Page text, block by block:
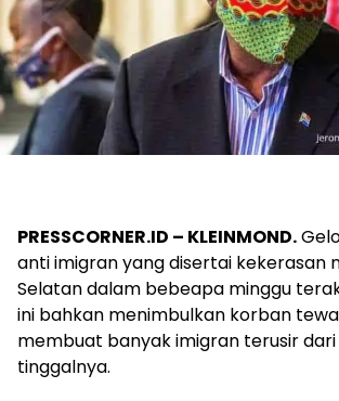
PRESSCORNER.ID – KLEINMOND.
anti imigran yang disertai kekerasan
Selatan dalam bebeapa minggu
ini bahkan menimbulkan korban
membuat banyak imigran terusir
tinggalnya.